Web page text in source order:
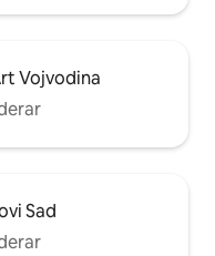
Vojvodina
Sad